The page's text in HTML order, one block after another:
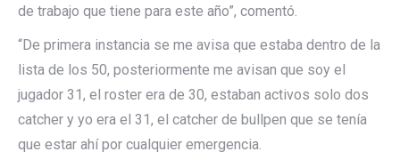
de trabajo que tiene para este año”, comentó.
“De primera instancia se me avisa que estaba dentro de la
lista de los 50, posteriormente me avisan que soy el
jugador 31, el roster era de 30, estaban activos solo dos
catcher y yo era el 31, el catcher de bullpen que se tenía
que estar ahí por cualquier emergencia.